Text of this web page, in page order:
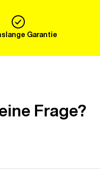
Garantie
Frage?